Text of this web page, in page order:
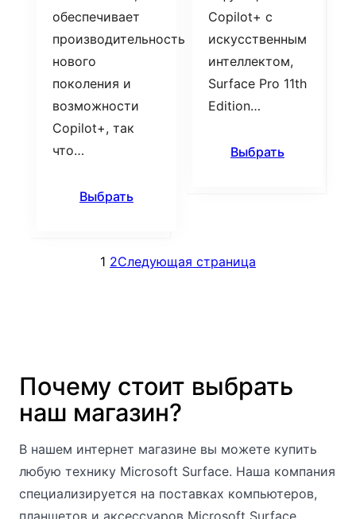
обеспечивает
производительность
нового
поколения и
возможности
Copilot+, так
что…
Выбрать
Copilot+ с
искусственным
интеллектом,
Surface Pro 11th
Edition…
Выбрать
1 2Следующая страница
Почему стоит выбрать
наш магазин?
В нашем интернет магазине вы можете купить
любую технику Microsoft Surface. Наша компания
специализируется на поставках компьютеров,
планшетов и аксессуаров Microsoft Surface.